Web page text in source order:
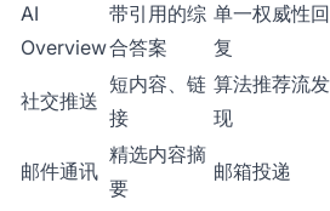
AI
Overview
带引用的综
合答案
单一权威性回
复
社交推送
短内容、链
接
算法推荐流发
现
邮件通讯
精选内容摘
要
邮箱投递